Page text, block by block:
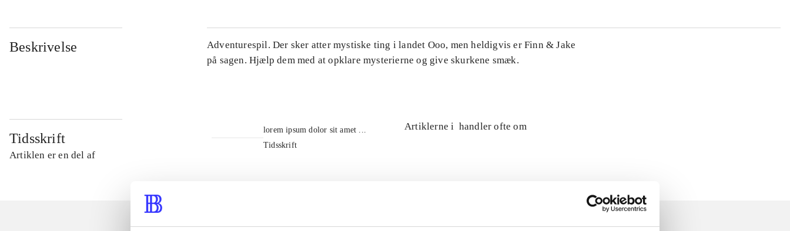
Beskrivelse
Adventurespil. Der sker atter mystiske ting i landet Ooo, men heldigvis er Finn & Jake
på sagen. Hjælp dem med at opklare mysterierne og give skurkene smæk.
Tidsskrift
Artiklen er en del af
lorem ipsum dolor sit amet ...
Tidsskrift
Artiklerne i handler ofte om